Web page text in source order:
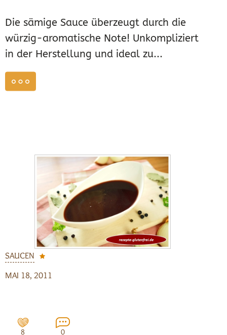
Die sämige Sauce überzeugt durch die
würzig-aromatische Note! Unkompliziert
in der Herstellung und ideal zu...
SAUCEN
MAI 18, 2011
8 0